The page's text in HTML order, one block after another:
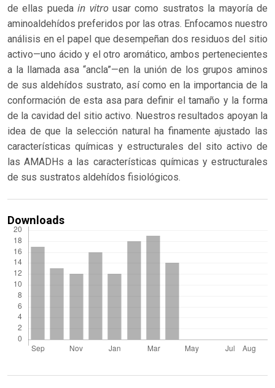
de ellas puedain vitrousar como sustratos la mayoría de
aminoaldehídos preferidos por las otras. Enfocamos nuestro
análisis en el papel que desempeñan dos residuos del sitio
activo—uno ácido y el otro aromático, ambos pertenecientes
a la llamada asa “ancla”—en la unión de los grupos aminos
de sus aldehídos sustrato, así como en la importancia de la
conformación de esta asa para definir el tamaño y la forma
de la cavidad del sitio activo. Nuestros resultados apoyan la
idea de que la selección natural ha finamente ajustado las
características químicas y estructurales del sito activo de
las AMADHs a las características químicas y estructurales
de sus sustratos aldehídos fisiológicos.
Downloads